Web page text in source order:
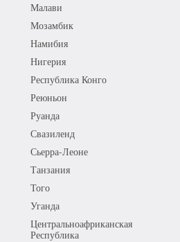
Малави
Мозамбик
Намибия
Нигерия
Республика Конго
Реюньон
Руанда
Свазиленд
Сьерра-Леоне
Танзания
Того
Уганда
Центральноафриканская
Республика